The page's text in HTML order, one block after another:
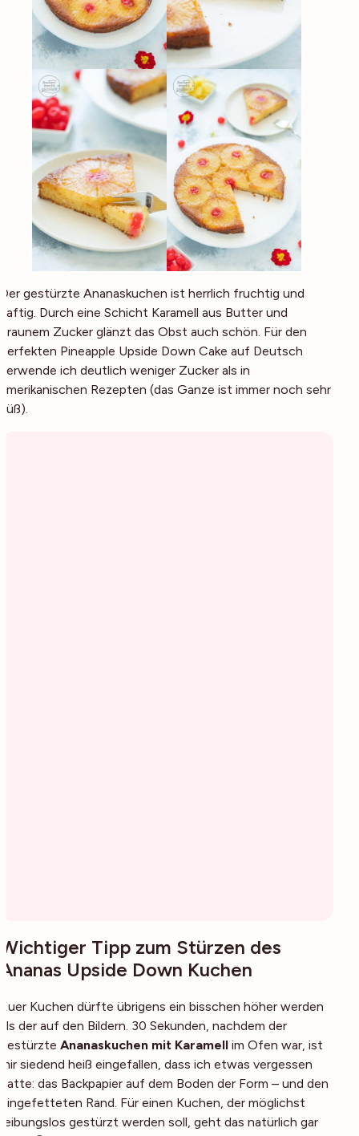
Der gestürzte Ananaskuchen ist herrlich fruchtig und
saftig. Durch eine Schicht Karamell aus Butter und
braunem Zucker glänzt das Obst auch schön. Für den
perfekten Pineapple Upside Down Cake auf Deutsch
verwende ich deutlich weniger Zucker als in
amerikanischen Rezepten (das Ganze ist immer noch sehr
süß).
Wichtiger Tipp zum Stürzen des
Ananas Upside Down Kuchen
Euer Kuchen dürfte übrigens ein bisschen höher werden
als der auf den Bildern. 30 Sekunden, nachdem der
gestürzte Ananaskuchen mit Karamell im Ofen war, ist
mir siedend heiß eingefallen, dass ich etwas vergessen
hatte: das Backpapier auf dem Boden der Form – und den
eingefetteten Rand. Für einen Kuchen, der möglichst
reibungslos gestürzt werden soll, geht das natürlich gar